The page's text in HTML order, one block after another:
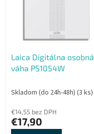
Laica Digitálna osobná
váha PS1054W
Skladom (do 24h-48h) (3 ks)
€14,55 bez DPH
€17,90